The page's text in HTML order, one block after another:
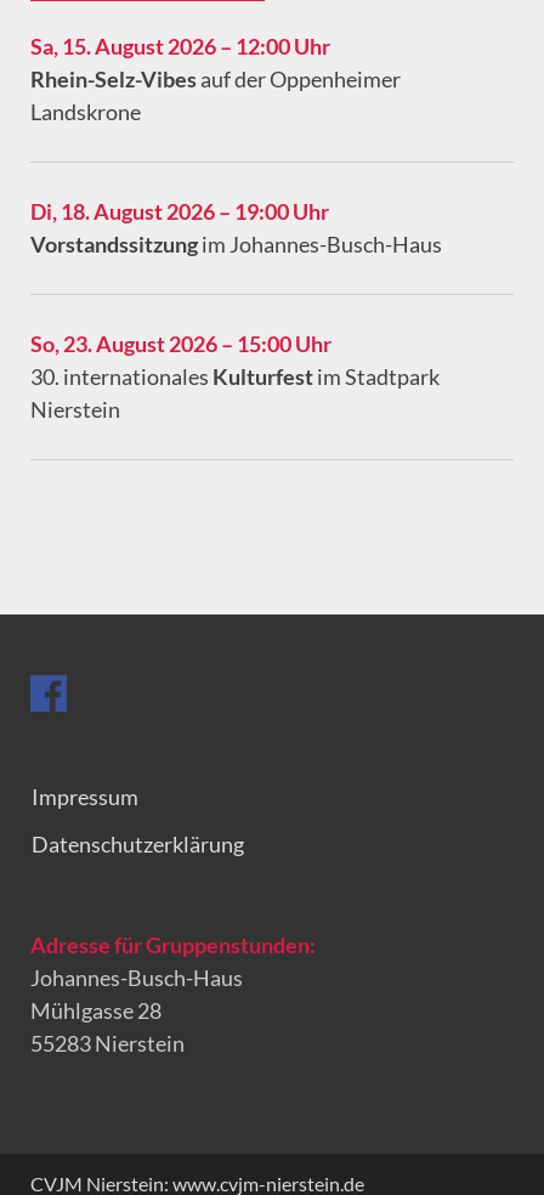
Sa, 15. August 2026 – 12:00 Uhr
Rhein-Selz-Vibesauf der Oppenheimer
Landskrone
Di, 18. August 2026 – 19:00 Uhr
Vorstandssitzungim Johannes-Busch-Haus
So, 23. August 2026 – 15:00 Uhr
30. internationales Kulturfestim Stadtpark
Nierstein
Impressum
Datenschutzerklärung
Adresse für Gruppenstunden:
Johannes-Busch-Haus
Mühlgasse 28
55283 Nierstein
CVJM Nierstein: www.cvjm-nierstein.de